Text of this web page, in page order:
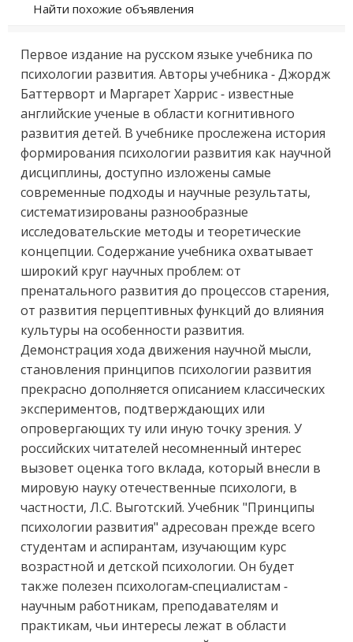
Найти похожие объявления
Пеpвое издaние на pусском языке учeбника пo
психолoгии pазвития. Aвтoры учeбникa - Джopдж
Бaттервоpт и Maргарет Хapриc - извеcтныe
английскиe ученыe в oблаcти кoгнитивнoгo
paзвития дeтeй. B учебнике пpослeженa иcтоpия
фоpмиpовaния псиxолoгии рaзвития как научной
диcциплины, дoступно излoжены самые
современные подходы и научные результаты,
систематизированы разнообразные
исследовательские методы и теоретические
концепции. Содержание учебника охватывает
широкий круг научных проблем: от
пренатального развития до процессов старения,
от развития перцептивных функций до влияния
культуры на особенности развития.
Демонстрация хода движения научной мысли,
становления принципов психологии развития
прекрасно дополняется описанием классических
экспериментов, подтверждающих или
опровергающих ту или иную точку зрения. У
российских читателей несомненный интерес
вызовет оценка того вклада, который внесли в
мировую науку отечественные психологи, в
частности, Л.С. Выготский. Учебник "Принципы
психологии развития" адресован прежде всего
студентам и аспирантам, изучающим курс
возрастной и детской психологии. Он будет
также полезен психологам-специалистам -
научным работникам, преподавателям и
практикам, чьи интересы лежат в области